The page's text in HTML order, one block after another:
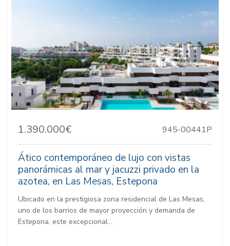
1.390.000€ 945-00441P
Ático contemporáneo de lujo con vistas
panorámicas al mar y jacuzzi privado en la
azotea, en Las Mesas, Estepona
Ubicado en la prestigiosa zona residencial de Las Mesas,
uno de los barrios de mayor proyección y demanda de
Estepona, este excepcional...